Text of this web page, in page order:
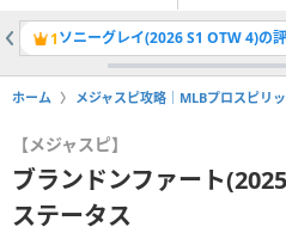
1ソニーグレイ(2026 S1 OTW 4)の
ホーム メジャスピ攻略｜MLBプロスピリ
【メジャスピ】
ブランドンファート
ステータス